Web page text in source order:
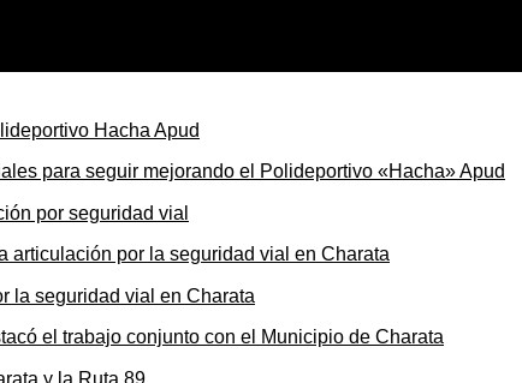
para seguir mejorando el Polideportivo «Hacha» Apud
articulación por la seguridad vial en Charata
el trabajo conjunto con el Municipio de Charata